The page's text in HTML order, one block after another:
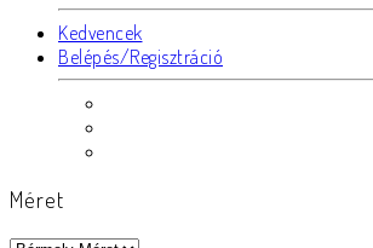
Kedvencek
Belépés/Regisztráció
Méret